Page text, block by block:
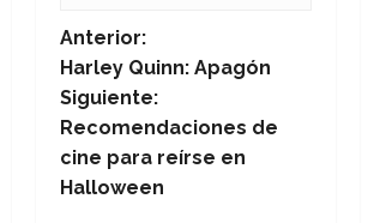
N
a
v
e
Anterior:
Harley Quinn: Apagón
Siguiente:
Recomendaciones de
cine para reírse en
Halloween